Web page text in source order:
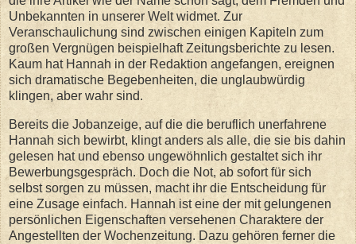
Unbekannten in unserer Welt widmet. Zur
Veranschaulichung sind zwischen einigen Kapiteln zum
großen Vergnügen beispielhaft Zeitungsberichte zu lesen.
Kaum hat Hannah in der Redaktion angefangen, ereignen
sich dramatische Begebenheiten, die unglaubwürdig
klingen, aber wahr sind.
Bereits die Jobanzeige, auf die die beruflich unerfahrene
Hannah sich bewirbt, klingt anders als alle, die sie bis dahin
gelesen hat und ebenso ungewöhnlich gestaltet sich ihr
Bewerbungsgespräch. Doch die Not, ab sofort für sich
selbst sorgen zu müssen, macht ihr die Entscheidung für
eine Zusage einfach. Hannah ist eine der mit gelungenen
persönlichen Eigenschaften versehenen Charaktere der
Angestellten der Wochenzeitung. Dazu gehören ferner die